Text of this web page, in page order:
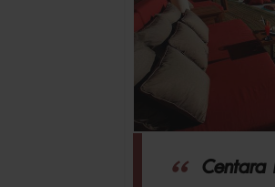
Centara